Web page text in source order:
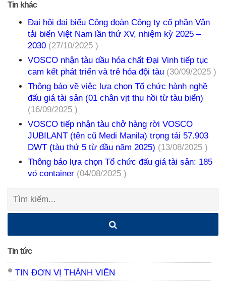
Tin khác
Đại hội đại biểu Công đoàn Công ty cổ phần Vận
tải biển Việt Nam lần thứ XV, nhiệm kỳ 2025 –
2030 (27/10/2025 )
VOSCO nhận tàu dầu hóa chất Đại Vinh tiếp tục
cam kết phát triển và trẻ hóa đội tàu (30/09/2025 )
Thông báo về việc lựa chọn Tổ chức hành nghề
đấu giá tài sản (01 chân vịt thu hồi từ tàu biển)
(16/09/2025 )
VOSCO tiếp nhận tàu chở hàng rời VOSCO
JUBILANT (tên cũ Medi Manila) trọng tải 57.903
DWT (tàu thứ 5 từ đầu năm 2025) (13/08/2025 )
Thông báo lựa chọn Tổ chức đấu giá tài sản: 185
vỏ container (04/08/2025 )
Tìm
Tin tức
TIN ĐƠN VỊ THÀNH VIÊN